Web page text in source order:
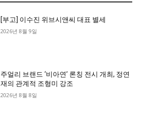
[부고] 이수진 위브시앤씨 대표 별세
2026년 8월 9일
주얼리 브랜드 ‘비아연’ 론칭 전시 개최, 정연
재의 관계적 조형미 강조
2026년 8월 8일